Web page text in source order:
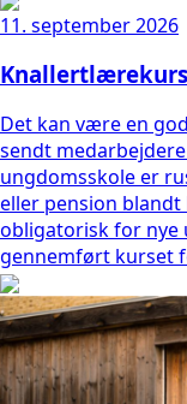
11. september 2026
Det kan være en
sendt
ungdomsskole er
eller pension
obligatorisk for nye
gennemført kurset